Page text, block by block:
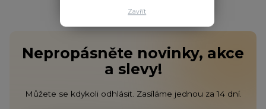
Nepropásněte novinky, akce
a slevy!
Můžete se kdykoli odhlásit. Zasíláme jednou za 14 dní.
Zavřít